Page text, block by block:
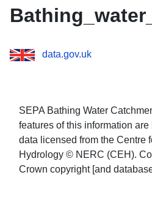
data.gov.uk
SEPA Bathing Water
features of this information
data licensed from the Centre
Hydrology © NERC (CEH).
Crown copyright [and